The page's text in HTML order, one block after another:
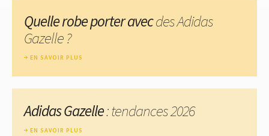
Quelle robe porter avecdes Adidas
Gazelle ?
EN SAVOIR PLUS
Adidas Gazelle: tendances 2026
EN SAVOIR PLUS